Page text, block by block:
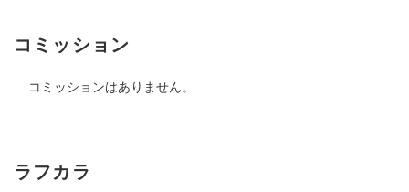
コミッション
コミッションはありません。
ラフカラ